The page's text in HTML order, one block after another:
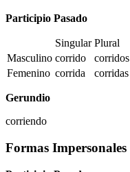
Participio Pasado
Singular Plural
Masculino corrido
corridos
Femenino corrida corridas
Gerundio
corriendo
Formas Impersonales